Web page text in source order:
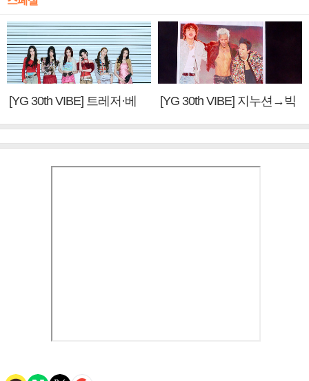
[YG 30th VIBE] 트레저·베
[YG 30th VIBE] 지누션→빅